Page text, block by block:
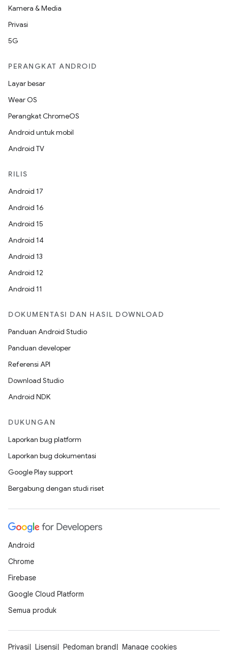
Kamera & Media
Privasi
5G
PERANGKAT ANDROID
Layar besar
Wear OS
Perangkat ChromeOS
Android untuk mobil
Android TV
RILIS
Android 17
Android 16
Android 15
Android 14
Android 13
Android 12
Android 11
DOKUMENTASI DAN HASIL DOWNLOAD
Panduan Android Studio
Panduan developer
Referensi API
Download Studio
Android NDK
DUKUNGAN
Laporkan bug platform
Laporkan bug dokumentasi
Google Play support
Bergabung dengan studi riset
Android
Chrome
Firebase
Google Cloud Platform
Semua produk
Privasi Lisensi Pedoman brand Manage cookies